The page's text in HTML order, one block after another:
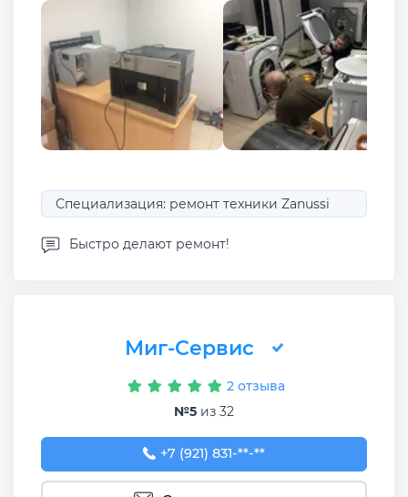
Специализация: ремонт техники Zanussi
Быстро делают ремонт!
Миг-Сервис
2 отзыва
№5 из 32
+7 (921) 831-05-32
+7 (921) 831-**-**